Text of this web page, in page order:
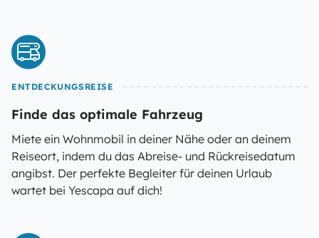
ENTDECKUNGSREISE
Finde das optimale Fahrzeug
Miete ein Wohnmobil in deiner Nähe oder an deinem
Reiseort, indem du das Abreise- und Rückreisedatum
angibst. Der perfekte Begleiter für deinen Urlaub
wartet bei Yescapa auf dich!